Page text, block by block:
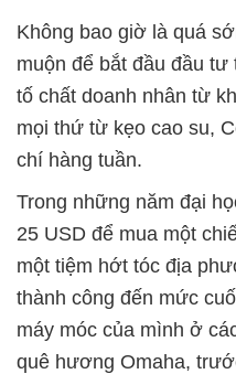
Không bao giờ là quá
muộn để bắt đầu đầu
tố chất doanh nhân từ
mọi thứ từ kẹo cao su,
chí hàng tuần.
Trong những năm đại
25 USD để mua một
một tiệm hớt tóc địa
thành công đến mức
máy móc của mình ở
quê hương Omaha,